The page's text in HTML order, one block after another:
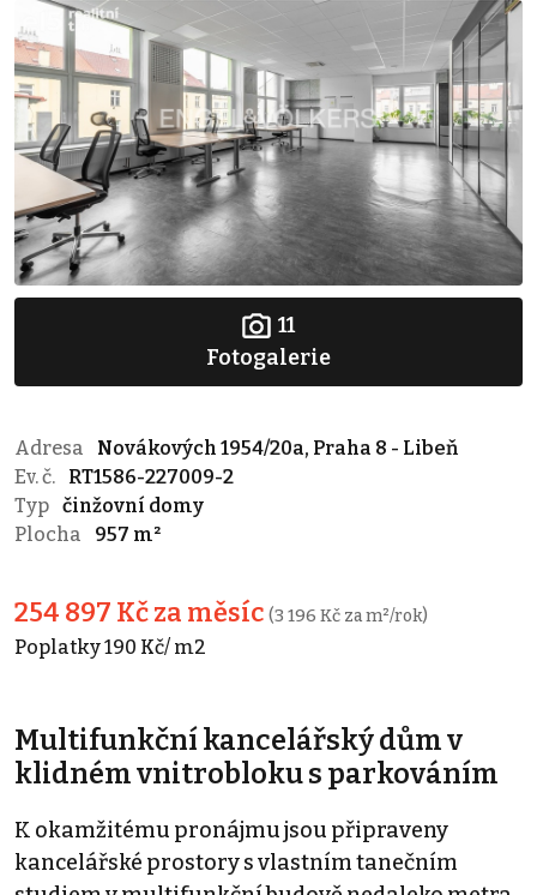
11
Fotogalerie
Adresa
Novákových 1954/20a, Praha 8 - Libeň
Ev. č.
RT1586-227009-2
Typ činžovní domy
Plocha
957 m²
254 897 Kč za měsíc (3 196 Kč za m²/rok)
Poplatky 190 Kč/ m2
Multifunkční kancelářský dům v
klidném vnitrobloku s parkováním
K okamžitému pronájmu jsou připraveny
kancelářské prostory s vlastním tanečním